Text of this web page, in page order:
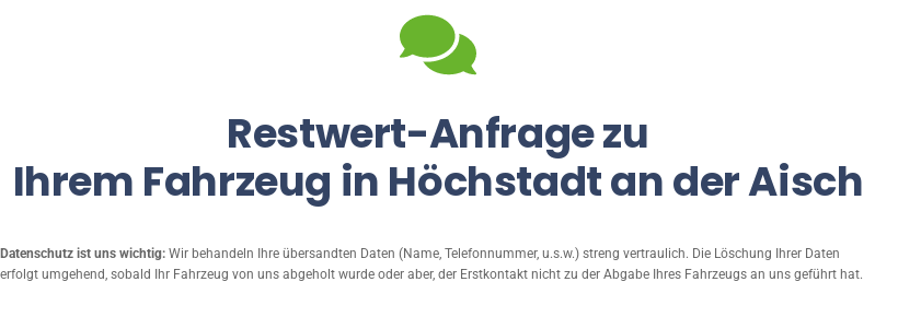
Restwert-Anfrage zu
Ihrem Fahrzeug in Höchstadt an der Aisch
Datenschutz ist uns wichtig: Wir behandeln Ihre übersandten Daten (Name, Telefonnummer, u.s.w.) streng vertraulich. Die Löschung Ihrer Daten
erfolgt umgehend, sobald Ihr Fahrzeug von uns abgeholt wurde oder aber, der Erstkontakt nicht zu der Abgabe Ihres Fahrzeugs an uns geführt hat.